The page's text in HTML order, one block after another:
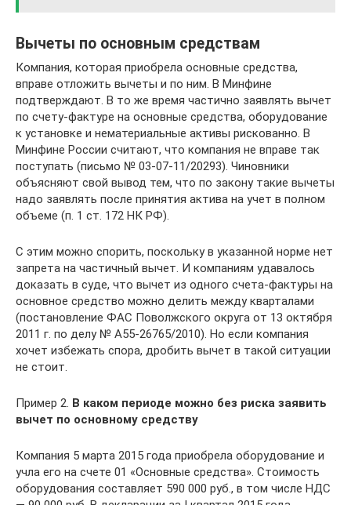
Вычеты по основным средствам
Компания, которая приобрела основные средства,
вправе отложить вычеты и по ним. В Минфине
подтверждают. В то же время частично заявлять вычет
по счету-фактуре на основные средства, оборудование
к установке и нематериальные активы рискованно. В
Минфине России считают, что компания не вправе так
поступать (письмо № 03-07-11/20293). Чиновники
объясняют свой вывод тем, что по закону такие вычеты
надо заявлять после принятия актива на учет в полном
объеме (п. 1 ст. 172 НК РФ).
С этим можно спорить, поскольку в указанной норме нет
запрета на частичный вычет. И компаниям удавалось
доказать в суде, что вычет из одного счета-фактуры на
основное средство можно делить между кварталами
(постановление ФАС Поволжского округа от 13 октября
2011 г. по делу № А55-26765/2010). Но если компания
хочет избежать спора, дробить вычет в такой ситуации
не стоит.
Пример 2. В каком периоде можно без риска заявить
вычет по основному средству
Компания 5 марта 2015 года приобрела оборудование и
учла его на счете 01 «Основные средства». Стоимость
оборудования составляет 590 000 руб., в том числе НДС